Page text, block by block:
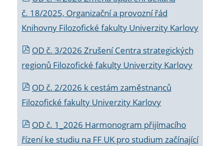
č. 18/2025, Organizační a provozní řád
Knihovny Filozofické fakulty Univerzity Karlovy
OD č. 3/2026 Zrušení Centra strategických
regionů Filozofické fakulty Univerzity Karlovy
OD č. 2/2026 k cestám zaměstnanců
Filozofické fakulty Univerzity Karlovy
OD č. 1_2026 Harmonogram přijímacího
řízení ke studiu na FF UK pro studium začínající